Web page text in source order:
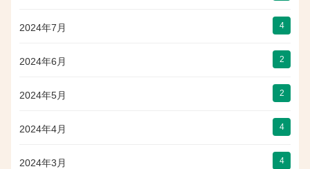
2024年7月 4
2024年6月 2
2024年5月 2
2024年4月 4
2024年3月 4